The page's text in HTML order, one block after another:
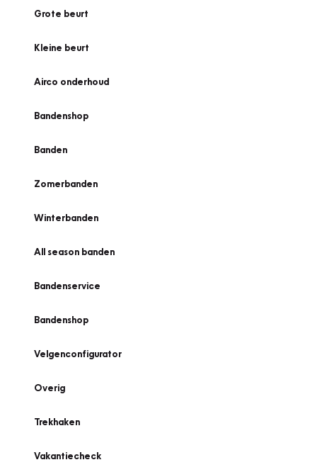
Grote beurt
Kleine beurt
Airco onderhoud
Bandenshop
Banden
Zomerbanden
Winterbanden
All season banden
Bandenservice
Bandenshop
Velgenconfigurator
Overig
Trekhaken
Vakantiecheck